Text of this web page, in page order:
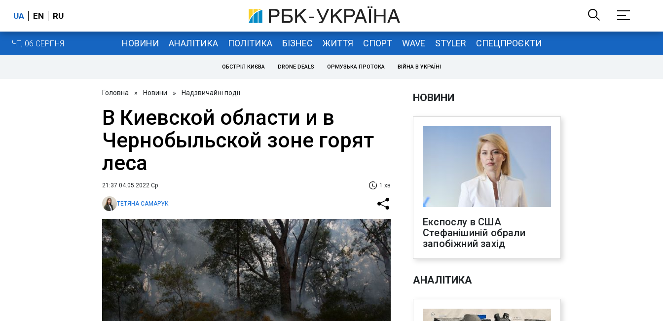
UA EN RU
ЧТ, 06 СЕРПНЯ НОВИНИ АНАЛІТИКА ПОЛІТИКА БІЗНЕС ЖИТТЯ СПОРТ WAVE STYLER СПЕЦПРОЄКТИ
ОБСТРІЛ КИЄВА DRONE DEALS ОРМУЗЬКА ПРОТОКА ВІЙНА В УКРАЇНІ
Головна » Новини » Надзвичайні події
В Киевской области и в
Чернобыльской зоне горят
леса
21:37 04.05.2022 Ср 1 хв
ТЕТЯНА САМАРУК
НОВИНИ
Експослу в США
Стефанішиній обрали
запобіжний захід
АНАЛІТИКА